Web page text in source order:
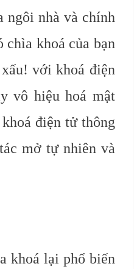
ngôi nhà và chính
chìa khoá của bạn
với khoá điện
vô hiệu hoá mật
điện tử thông
mở tự nhiên và
khoá lại phổ biến